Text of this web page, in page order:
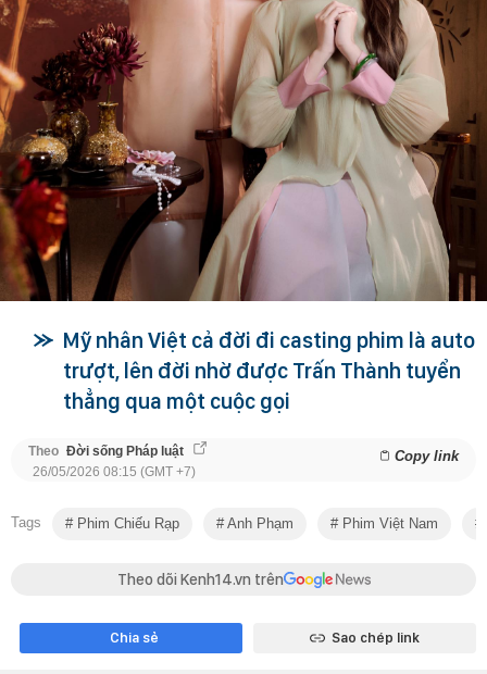
Mỹ nhân Việt cả đời đi casting phim là auto
trượt, lên đời nhờ được Trấn Thành tuyển
thẳng qua một cuộc gọi
Theo Đời sống Pháp luật Copy link
26/05/2026 08:15 (GMT +7)
Tags Phim Chiếu Rạp Anh Phạm Phim Việt Nam
Theo dõi Kenh14.vn trên
Chia sẻ Sao chép link